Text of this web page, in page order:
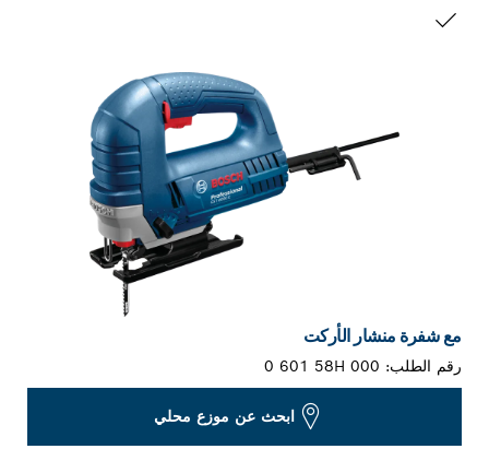
مع شفرة منشار الأركت
رقم الطلب:0 601 58H 000
ابحث عن موزع محلي